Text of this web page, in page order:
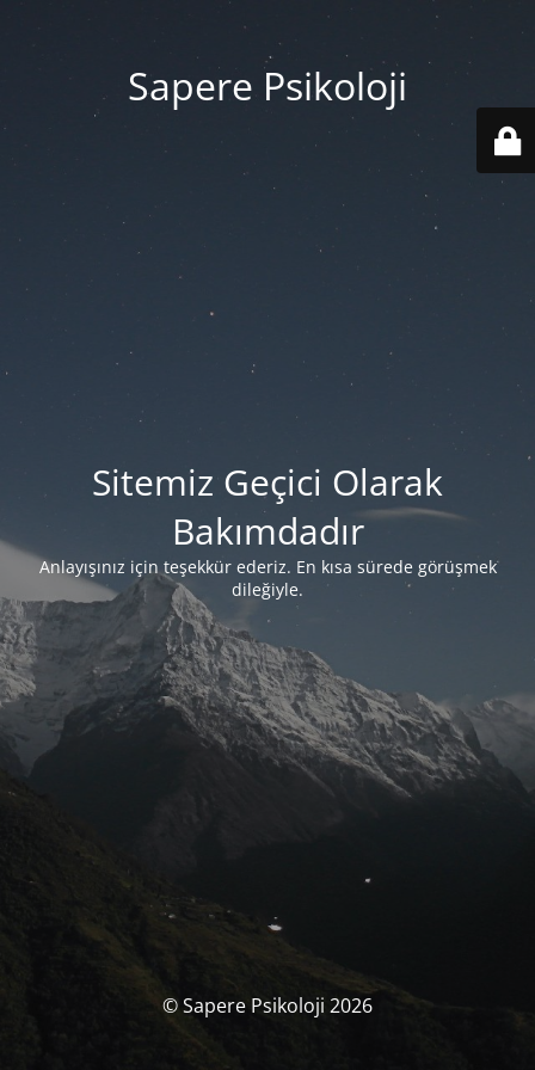
Sapere Psikoloji
Sitemiz Geçici Olarak
Bakımdadır
Anlayışınız için teşekkür ederiz. En kısa sürede görüşmek
dileğiyle.
© Sapere Psikoloji 2026